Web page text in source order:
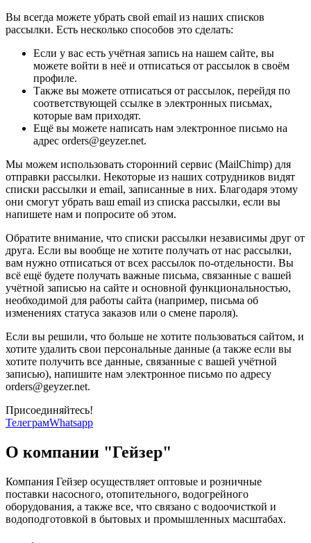
Вы всегда можете убрать свой email из наших списков
рассылки. Есть несколько способов это сделать:
Если у вас есть учётная запись на нашем сайте, вы
можете войти в неё и отписаться от рассылок в своём
профиле.
Также вы можете отписаться от рассылок, перейдя по
соответствующей ссылке в электронных письмах,
которые вам приходят.
Ещё вы можете написать нам электронное письмо на
адрес orders@geyzer.net.
Мы можем использовать сторонний сервис (MailChimp) для
отправки рассылки. Некоторые из наших сотрудников видят
списки рассылки и email, записанные в них. Благодаря этому
они смогут убрать ваш email из списка рассылки, если вы
напишете нам и попросите об этом.
Обратите внимание, что списки рассылки независимы друг от
друга. Если вы вообще не хотите получать от нас рассылки,
вам нужно отписаться от всех рассылок по-отдельности. Вы
всё ещё будете получать важные письма, связанные с вашей
учётной записью на сайте и основной функциональностью,
необходимой для работы сайта (например, письма об
изменениях статуса заказов или о смене пароля).
Если вы решили, что больше не хотите пользоваться сайтом, и
хотите удалить свои персональные данные (а также если вы
хотите получить все данные, связанные с вашей учётной
записью), напишите нам электронное письмо по адресу
orders@geyzer.net.
Присоединяйтесь!
ТелеграмWhatsapp
О компании "Гейзер"
Компания Гейзер осуществляет оптовые и розничные
поставки насосного, отопительного, водогрейного
оборудования, а также все, что связано с водоочисткой и
водоподготовкой в бытовых и промышленных масштабах.